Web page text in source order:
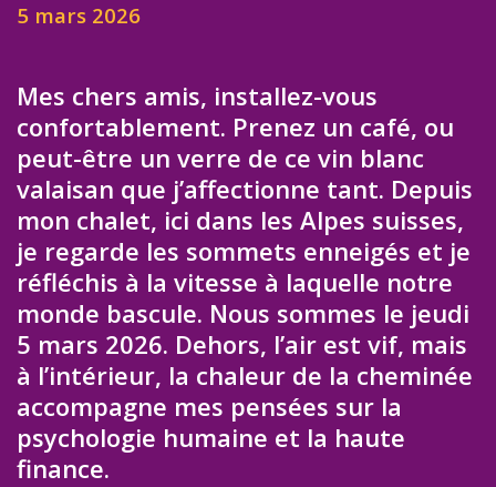
5 mars 2026
Mes chers amis, installez-vous
confortablement. Prenez un café, ou
peut-être un verre de ce vin blanc
valaisan que j’affectionne tant. Depuis
mon chalet, ici dans les Alpes suisses,
je regarde les sommets enneigés et je
réfléchis à la vitesse à laquelle notre
monde bascule. Nous sommes le jeudi
5 mars 2026. Dehors, l’air est vif, mais
à l’intérieur, la chaleur de la cheminée
accompagne mes pensées sur la
psychologie humaine et la haute
finance.